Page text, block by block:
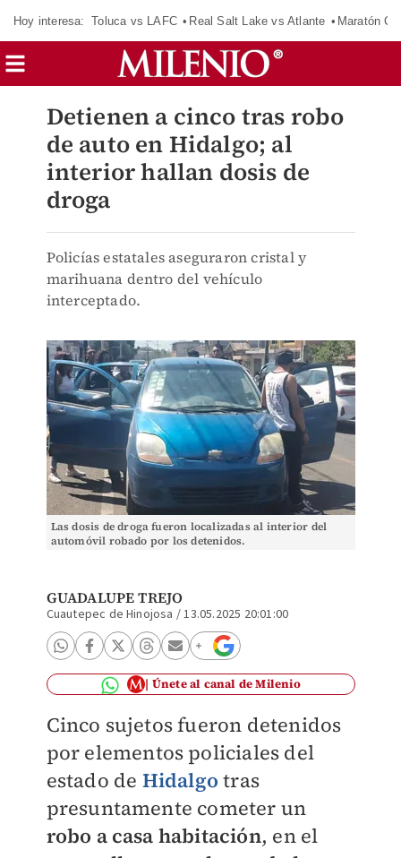
Hoy interesa: Toluca vs LAFC Real Salt Lake vs Atlante Maratón
Detienen a cinco tras robo
de auto en Hidalgo; al
interior hallan dosis de
droga
Policías estatales aseguraron cristal y
marihuana dentro del vehículo
interceptado.
Las dosis de droga fueron localizadas al interior del
automóvil robado por los detenidos.
GUADALUPE TREJO
Cuautepec de Hinojosa /13.05.2025 20:01:00
Únete al canal de Milenio
Cinco sujetos fueron detenidos
por elementos policiales del
estado de Hidalgo tras
presuntamente cometer un
robo a casa habitación, en el